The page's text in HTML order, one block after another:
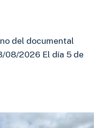
del documental
08/2026 El día 5 de